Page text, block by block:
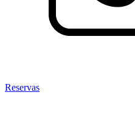
Reservas